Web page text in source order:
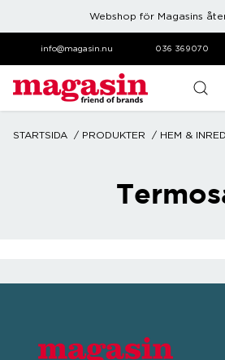
Webshop för Magasins
info@magasin.nu 036 369070
STARTSIDA PRODUKTER HEM &